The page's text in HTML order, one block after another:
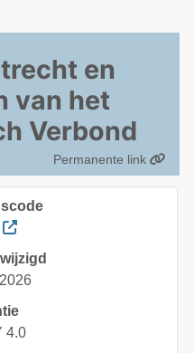
en
van het
Verbond
Permanente link
4.0